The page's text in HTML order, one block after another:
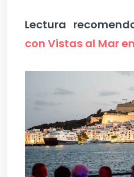
Lectura
con Vistas al Mar